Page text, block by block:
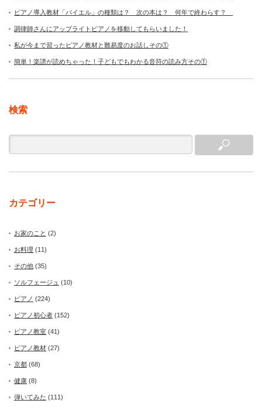
ピアノ導入教材「バイエル」の種類は？ 次の本は？ 何年で終わらす？
調律師さんにアップライトピアノを移動してもらいました！
私が今まで習ったピアノ教材と難易度のお話しその①
簡単！楽譜が読めちゃった！子どもでもわかる音符の読み方その①
検索
カテゴリー
お家のこと (2)
お料理 (11)
その他 (35)
ソルフェージュ (10)
ピアノ (224)
ピアノ初心者 (152)
ピアノ教室 (41)
ピアノ教材 (27)
京都 (68)
健康 (8)
弾いてみた (111)